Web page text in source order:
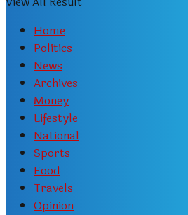
Home
Politics
News
Archives
Money
Lifestyle
National
Sports
Food
Travels
Opinion